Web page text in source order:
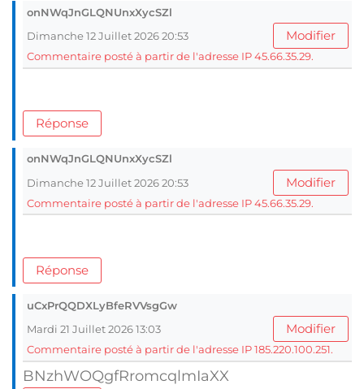
onNWqJnGLQNUnxXycSZl
Dimanche 12 Juillet 2026 20:53
Modifier
Commentaire posté à partir de l'adresse IP 45.66.35.29.
Réponse
onNWqJnGLQNUnxXycSZl
Dimanche 12 Juillet 2026 20:53
Modifier
Commentaire posté à partir de l'adresse IP 45.66.35.29.
Réponse
uCxPrQQDXLyBfeRVVsgGw
Mardi 21 Juillet 2026 13:03
Modifier
Commentaire posté à partir de l'adresse IP 185.220.100.251.
BNzhWOQgfRromcqlmIaXX